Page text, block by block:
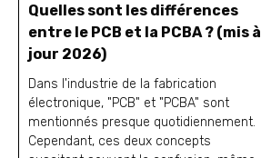
Quelles sont les différences
entre le PCB et la PCBA ? (mis à
jour 2026)
Dans l'industrie de la fabrication
électronique, "PCB" et "PCBA" sont
mentionnés presque quotidiennement.
Cependant, ces deux concepts